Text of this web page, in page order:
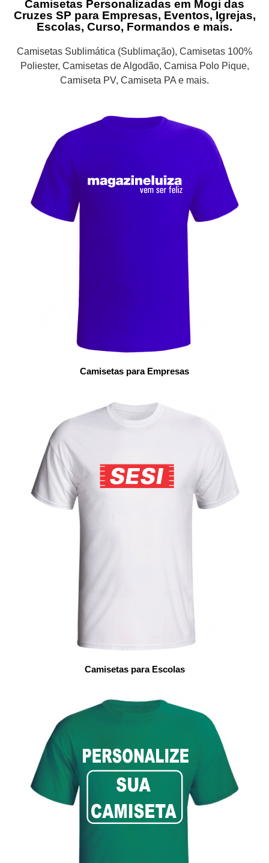
Camisetas Personalizadas em Mogi das
Cruzes SP para Empresas, Eventos, Igrejas,
Escolas, Curso, Formandos e mais.
Camisetas Sublimática (Sublimação), Camisetas 100%
Poliester, Camisetas de Algodão, Camisa Polo Pique,
Camiseta PV, Camiseta PA e mais.
Camisetas para Empresas
Camisetas para Escolas